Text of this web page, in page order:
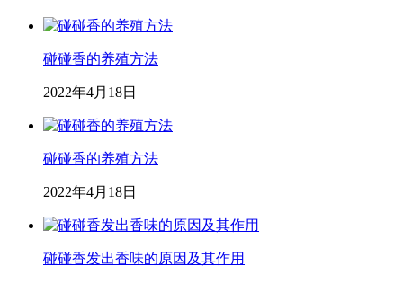
碰碰香的养殖方法
2022年4月18日
碰碰香的养殖方法
2022年4月18日
碰碰香发出香味的原因及其作用